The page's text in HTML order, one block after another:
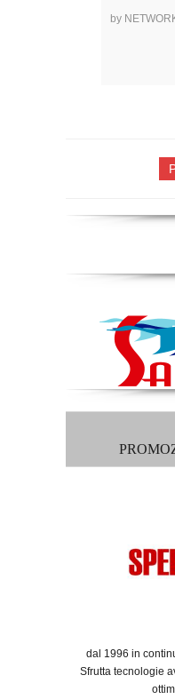
by
dal 1996 in
Sfrutta tecnologie